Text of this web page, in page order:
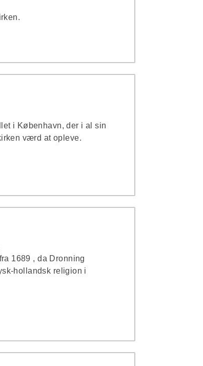
i København, der i al sin
værd at opleve.
1689 , da Dronning
hollandsk religion i